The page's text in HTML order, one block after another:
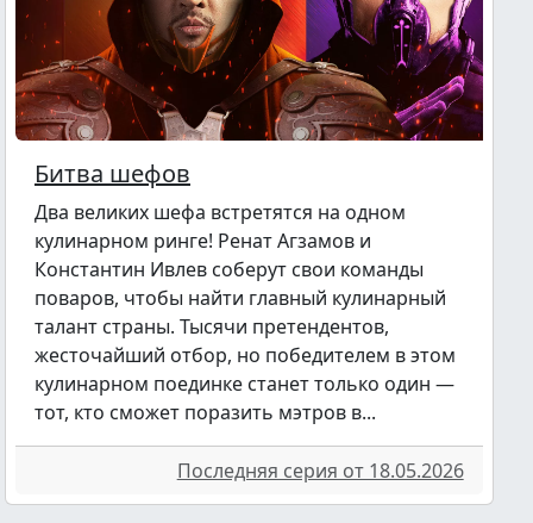
Битва шефов
Два великих шефа встретятся на одном
кулинарном ринге! Ренат Агзамов и
Константин Ивлев соберут свои команды
поваров, чтобы найти главный кулинарный
талант страны. Тысячи претендентов,
жесточайший отбор, но победителем в этом
кулинарном поединке станет только один —
тот, кто сможет поразить мэтров в...
Последняя серия от 18.05.2026